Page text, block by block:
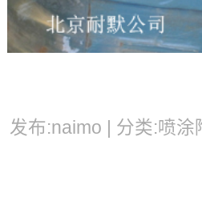
发布:naimo | 分类:喷